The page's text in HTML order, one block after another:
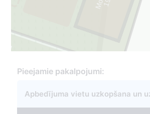
1
1
9
5
0
-
2
0
0
Pieejamie pakalpojumi:
Apbedījuma vietu uzkopšana un